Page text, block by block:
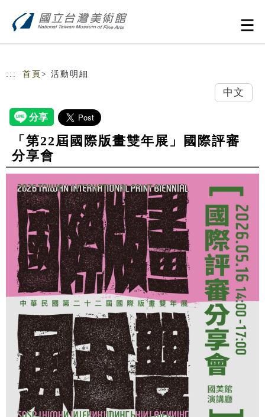
::: 首頁 > 活動明細
中文
「第22屆國際版畫雙年展」國際評審
分享會